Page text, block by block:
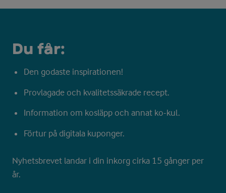
Du får:
Den godaste inspirationen!
Provlagade och kvalitetssäkrade recept.
Information om kosläpp och annat ko-kul.
Förtur på digitala kuponger.
Nyhetsbrevet landar i din inkorg cirka 15 gånger per
år.